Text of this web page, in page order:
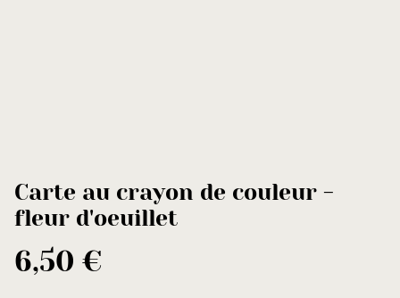
Carte au crayon de couleur -
fleur d'oeuillet
6,50 €